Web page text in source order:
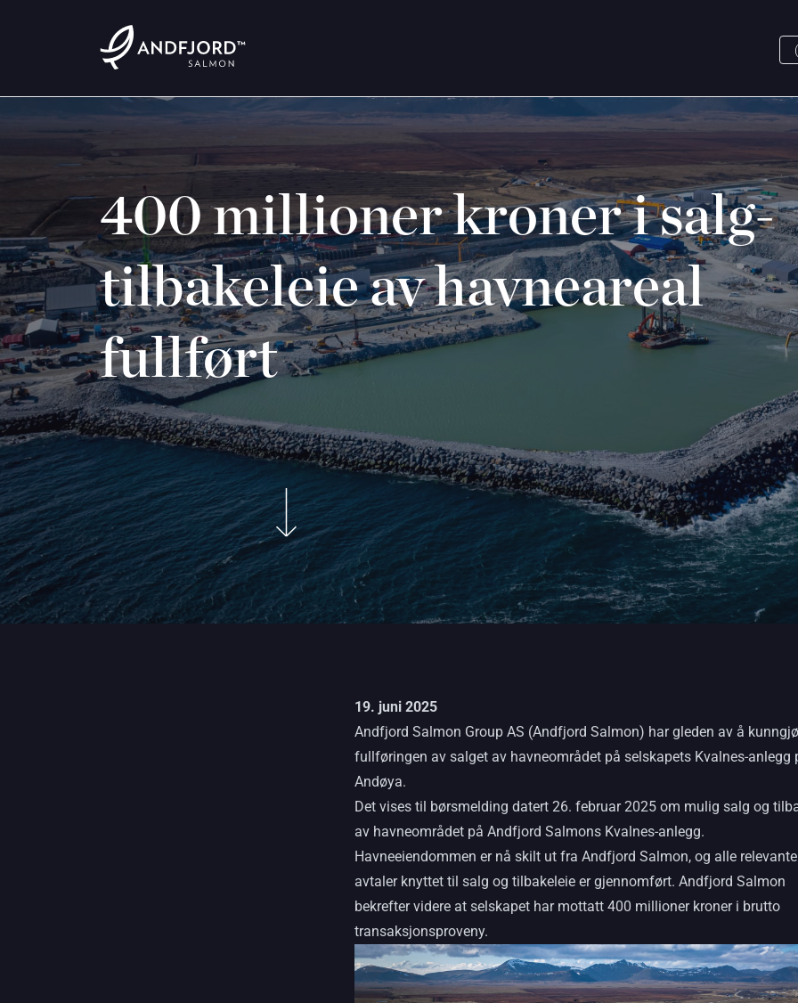
400 millioner kroner i salg-
tilbakeleie av havneareal
fullført
19. juni 2025
Andfjord Salmon Group AS (Andfjord Salmon) har gleden av å
fullføringen av salget av havneområdet på selskapets Kvalnes-anlegg
Andøya.
Det vises til børsmelding datert 26. februar 2025 om mulig salg og
av havneområdet på Andfjord Salmons Kvalnes-anlegg.
Havneeiendommen er nå skilt ut fra Andfjord Salmon, og alle relevante
avtaler knyttet til salg og tilbakeleie er gjennomført. Andfjord Salmon
bekrefter videre at selskapet har mottatt 400 millioner kroner i brutto
transaksjonsproveny.